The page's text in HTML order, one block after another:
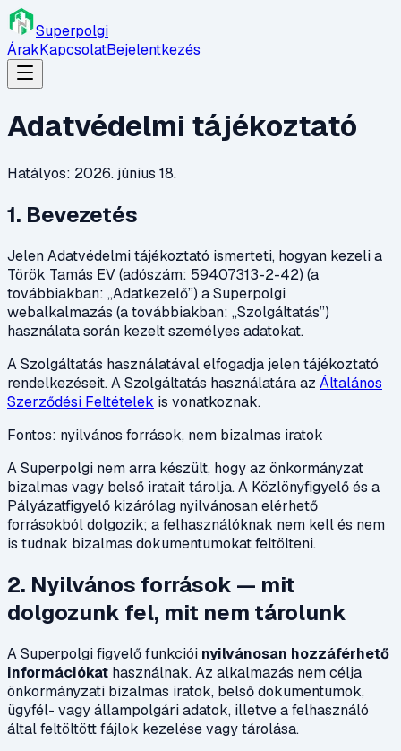
Superpolgi
ÁrakKapcsolatBejelentkezés
Adatvédelmi tájékoztató
Hatályos: 2026. június 18.
1. Bevezetés
Jelen Adatvédelmi tájékoztató ismerteti, hogyan kezeli a
Török Tamás EV (adószám: 59407313-2-42) (a
továbbiakban: „Adatkezelő”) a Superpolgi
webalkalmazás (a továbbiakban: „Szolgáltatás”)
használata során kezelt személyes adatokat.
A Szolgáltatás használatával elfogadja jelen tájékoztató
rendelkezéseit. A Szolgáltatás használatára az Általános
Szerződési Feltételek is vonatkoznak.
Fontos: nyilvános források, nem bizalmas iratok
A Superpolgi nem arra készült, hogy az önkormányzat
bizalmas vagy belső iratait tárolja. A Közlönyfigyelő és a
Pályázatfigyelő kizárólag nyilvánosan elérhető
forrásokból dolgozik; a felhasználóknak nem kell és nem
is tudnak bizalmas dokumentumokat feltölteni.
2. Nyilvános források — mit
dolgozunk fel, mit nem tárolunk
A Superpolgi figyelő funkciói nyilvánosan hozzáférhető
információkat használnak. Az alkalmazás nem célja
önkormányzati bizalmas iratok, belső dokumentumok,
ügyfél- vagy állampolgári adatok, illetve a felhasználó
által feltöltött fájlok kezelése vagy tárolása.